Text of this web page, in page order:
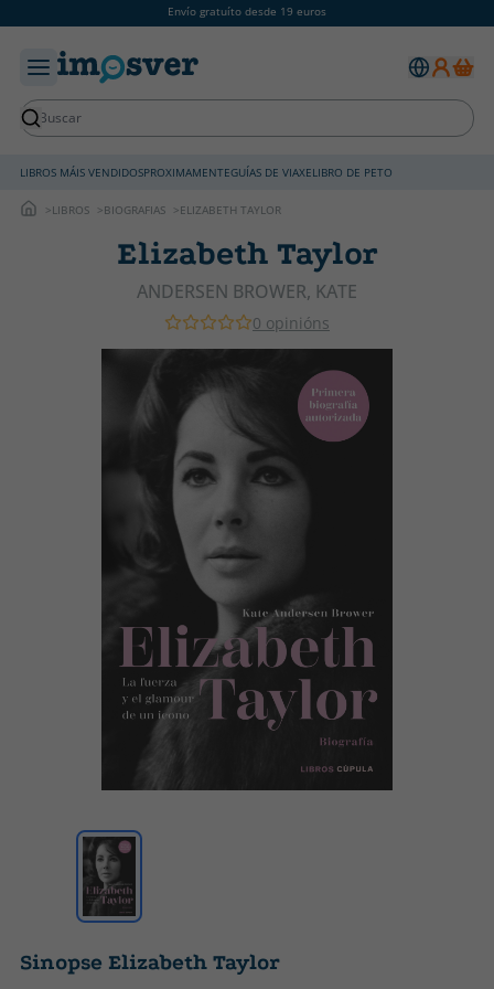
Envío gratuíto desde 19 euros
LIBROS MÁIS VENDIDOSPROXIMAMENTEGUÍAS DE VIAXELIBRO DE PETO
LIBROS BIOGRAFIAS ELIZABETH TAYLOR
Elizabeth Taylor
ANDERSEN BROWER, KATE
0 opinións
Sinopse Elizabeth Taylor